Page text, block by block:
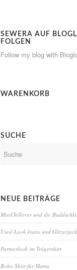
SEWERA AUF
FOLGEN
Follow my blog with
WARENKORB
SUCHE
NEUE BEITRÄGE
MissChillover und die
Used-Look Jeans und
Partnerlook im Trägershirt
Boho Shirt für Mama